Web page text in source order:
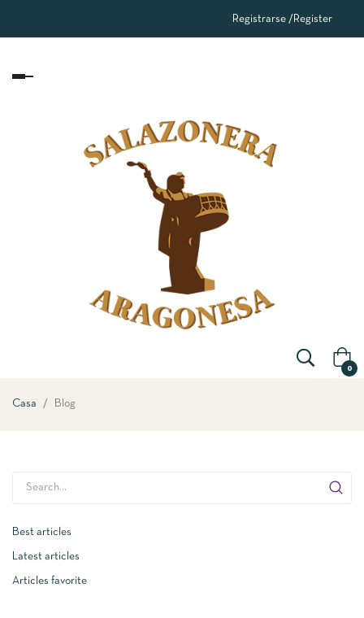
Registrarse / Register
Navegación
0
Casa Blog
Best articles
Latest articles
Articles favorite